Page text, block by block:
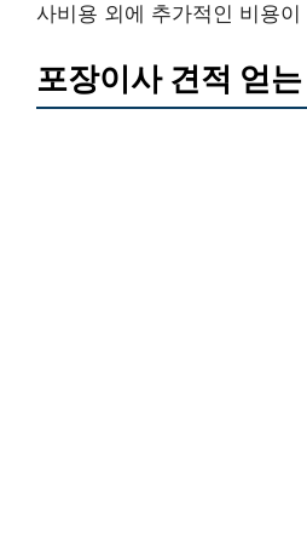
사비용 외에 추가적인 비용
포장이사 견적 얻